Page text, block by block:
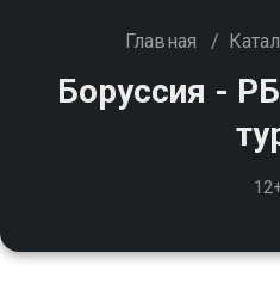
Главная /
Боруссия -